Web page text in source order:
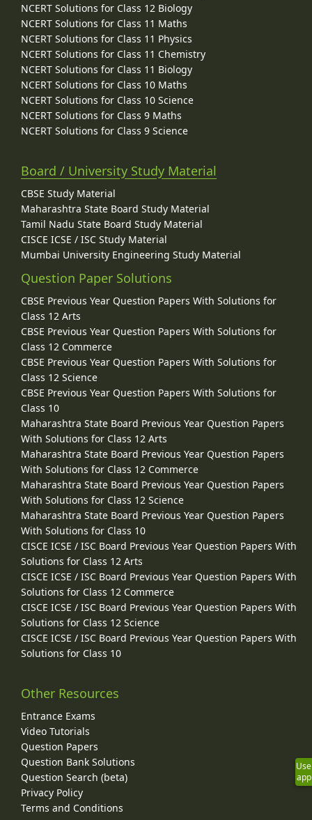
NCERT Solutions for Class 12 Biology
NCERT Solutions for Class 11 Maths
NCERT Solutions for Class 11 Physics
NCERT Solutions for Class 11 Chemistry
NCERT Solutions for Class 11 Biology
NCERT Solutions for Class 10 Maths
NCERT Solutions for Class 10 Science
NCERT Solutions for Class 9 Maths
NCERT Solutions for Class 9 Science
Board / University Study Material
CBSE Study Material
Maharashtra State Board Study Material
Tamil Nadu State Board Study Material
CISCE ICSE / ISC Study Material
Mumbai University Engineering Study Material
Question Paper Solutions
CBSE Previous Year Question Papers With Solutions for
Class 12 Arts
CBSE Previous Year Question Papers With Solutions for
Class 12 Commerce
CBSE Previous Year Question Papers With Solutions for
Class 12 Science
CBSE Previous Year Question Papers With Solutions for
Class 10
Maharashtra State Board Previous Year Question Papers
With Solutions for Class 12 Arts
Maharashtra State Board Previous Year Question Papers
With Solutions for Class 12 Commerce
Maharashtra State Board Previous Year Question Papers
With Solutions for Class 12 Science
Maharashtra State Board Previous Year Question Papers
With Solutions for Class 10
CISCE ICSE / ISC Board Previous Year Question Papers With
Solutions for Class 12 Arts
CISCE ICSE / ISC Board Previous Year Question Papers With
Solutions for Class 12 Commerce
CISCE ICSE / ISC Board Previous Year Question Papers With
Solutions for Class 12 Science
CISCE ICSE / ISC Board Previous Year Question Papers With
Solutions for Class 10
Other Resources
Entrance Exams
Video Tutorials
Question Papers
Question Bank Solutions
Question Search (beta)
Privacy Policy
Terms and Conditions
Use
app